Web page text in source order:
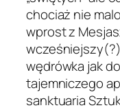
chociaż nie
wprost z
wędrówka jak
tajemniczego
sanktuaria